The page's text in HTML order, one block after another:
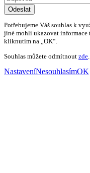
Odeslat
Potřebujeme Váš souhlas k
jiné mohli ukazovat informace
kliknutím na „OK“.
Souhlas můžete odmítnout zde
NastaveníNesouhlasímOK